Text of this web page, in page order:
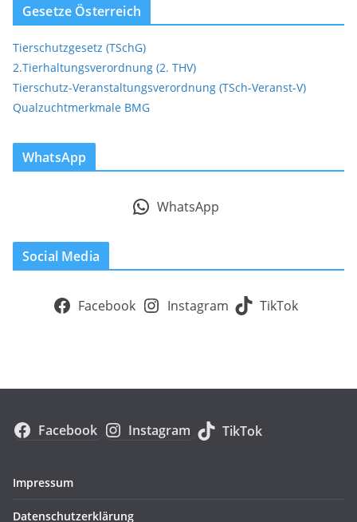
Gesetze Österreich
Tierschutzgesetz (TSchG)
2.Tierhaltungsverordnung (2. THV)
Tierschutz-Veranstaltungsverordnung (TSch-Veranst-V)
Qualzuchtmerkmale BMG
WhatsApp
WhatsApp
Social Media
Facebook Instagram TikTok
Facebook Instagram TikTok
Impressum
Datenschutzerklärung